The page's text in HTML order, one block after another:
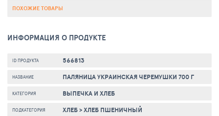
ПОХОЖИЕ ТОВАРЫ
ИНФОРМАЦИЯ О ПРОДУКТЕ
ID ПРОДУКТА 566813
НАЗВАНИЕ ПАЛЯНИЦА УКРАИНСКАЯ ЧЕРЕМУШКИ 700 Г
КАТЕГОРИЯ ВЫПЕЧКА И ХЛЕБ
ПОДКАТЕГОРИЯ ХЛЕБ>ХЛЕБ ПШЕНИЧНЫЙ